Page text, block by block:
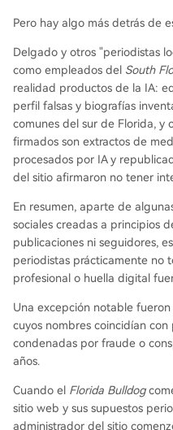
Pero hay algo más detrás de
Delgado y otros "periodistas
como empleados del South
realidad productos de la IA:
perfil falsas y biografías
comunes del sur de Florida, y
firmados son extractos de
procesados por IA y
del sitio afirmaron no tener
En resumen, aparte de
sociales creadas a principios
publicaciones ni seguidores,
periodistas prácticamente no
profesional o huella digital
Una excepción notable
cuyos nombres coincidían con
condenadas por fraude o
años.
Cuando el Florida Bulldog
sitio web y sus supuestos
administrador del sitio